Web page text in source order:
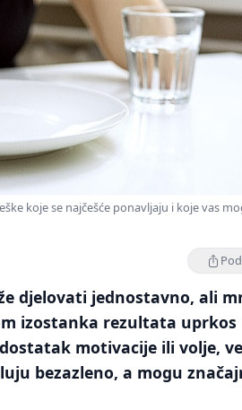
koje se najčešće ponavljaju i koje vas
djelovati jednostavno, ali
izostanka rezultata uprkos
motivacije ili volje,
bezazleno, a mogu